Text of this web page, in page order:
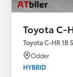
Toyota C-
Toyota C-HR 1B
Odder
HYBRID